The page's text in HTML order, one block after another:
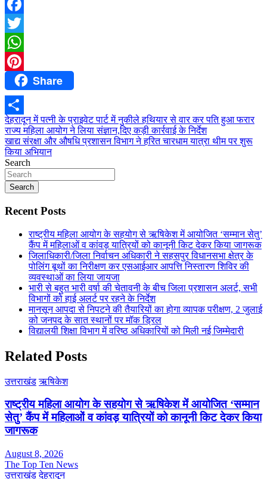
Facebook
Twitter
WhatsApp
PinterestShare
Share
Post
navigation
देहरादून में पत्नी के प्राइवेट पार्ट में नुकीले हथियार से वार कर पति हुआ फरार
राज्य महिला आयोग ने लिया संज्ञान,दिए कड़ी कार्रवाई के निर्देश
खाद्य संरक्षा और औषधि प्रशासन विभाग ने हरित चारधाम यात्रा थीम पर शुरू
किया अभियान
Search
Search
Recent Posts
राष्ट्रीय महिला आयोग के सहयोग से ऋषिकेश में आयोजित ‘सम्मान सेतु’
कैंप में महिलाओं व कांवड़ यात्रियों को कानूनी किट देकर किया जागरूक
जिलाधिकारी/जिला निर्वाचन अधिकारी ने सहसपुर विधानसभा क्षेत्र के
पोलिंग बूथों का निरीक्षण कर एसआईआर आपत्ति निस्तारण शिविर की
व्यवस्थाओं का लिया जायजा
भारी से बहुत भारी वर्षा की चेतावनी के बीच जिला प्रशासन अलर्ट, सभी
विभागों को हाई अलर्ट पर रहने के निर्देश
मानसून आपदा से निपटने की तैयारियों का होगा व्यापक परीक्षण, 2 जुलाई
को जनपद के सात स्थानों पर मॉक ड्रिल
विद्यालयी शिक्षा विभाग में वरिष्ठ अधिकारियों को मिली नई जिम्मेदारी
Related Posts
उत्तराखंड ऋषिकेश
राष्ट्रीय महिला आयोग के सहयोग से ऋषिकेश में आयोजित ‘सम्मान
सेतु’ कैंप में महिलाओं व कांवड़ यात्रियों को कानूनी किट देकर किया
जागरूक
August 8, 2026
The Top Ten News
उत्तराखंड देहरादून